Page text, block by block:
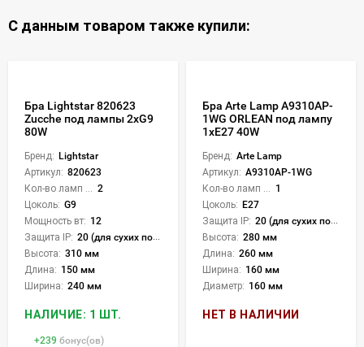
С данным товаром также купили:
Бра Lightstar 820623
Zucche под лампы 2xG9
80W
Бренд: Lightstar
Артикул: 820623
2
Цоколь: G9
Мощность вт: 12
Защита IP: 20 (для сухих пом.)
Высота: 310 мм
Длина: 150 мм
Ширина: 240 мм
НАЛИЧИЕ: 1 ШТ.
+239 бонус(ов)
Бра Arte Lamp A9310AP-
1WG ORLEAN под лампу
1xE27 40W
Бренд: Arte Lamp
Артикул: A9310AP-1WG
1
Цоколь: E27
Защита IP: 20 (для сухих пом.)
Высота: 280 мм
Длина: 260 мм
Ширина: 160 мм
Диаметр: 160 мм
НЕТ В НАЛИЧИИ